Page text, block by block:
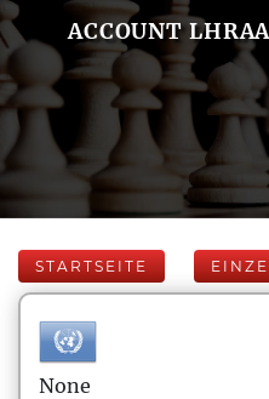
ACCOUNT
STARTSEITE
None